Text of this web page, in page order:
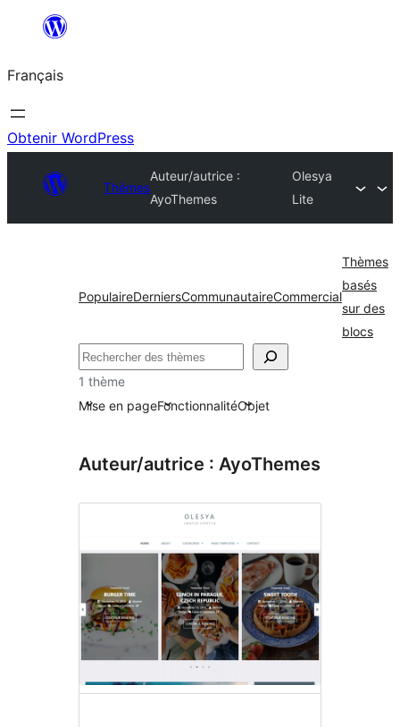
contenu
Français
Obtenir WordPress
Thèmes
Auteur/autrice :
AyoThemes
Olesya
Lite
PopulaireDerniersCommunautaireCommercial
Thèmes
basés
sur des
blocs
Rechercher
1 thème
Mise en pageFonctionnalitéObjet
Auteur/autrice : AyoThemes